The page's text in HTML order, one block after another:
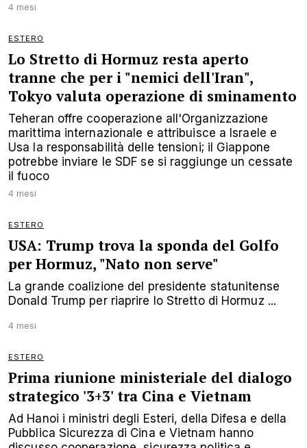
4 mesi
ESTERO
Lo Stretto di Hormuz resta aperto
tranne che per i "nemici dell'Iran",
Tokyo valuta operazione di sminamento
Teheran offre cooperazione all'Organizzazione
marittima internazionale e attribuisce a Israele e
Usa la responsabilità delle tensioni; il Giappone
potrebbe inviare le SDF se si raggiunge un cessate
il fuoco
4 mesi
ESTERO
USA: Trump trova la sponda del Golfo
per Hormuz, "Nato non serve"
La grande coalizione del presidente statunitense
Donald Trump per riaprire lo Stretto di Hormuz ...
4 mesi
ESTERO
Prima riunione ministeriale del dialogo
strategico '3+3' tra Cina e Vietnam
Ad Hanoi i ministri degli Esteri, della Difesa e della
Pubblica Sicurezza di Cina e Vietnam hanno